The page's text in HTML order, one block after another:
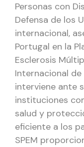
Personas con
Defensa de los
internacional,
Portugal en la
Esclerosis
Internacional de
interviene ante
instituciones
salud y
eficiente a los
SPEM